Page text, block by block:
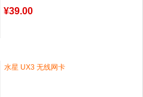
¥39.00
水星 UX3 无线网卡